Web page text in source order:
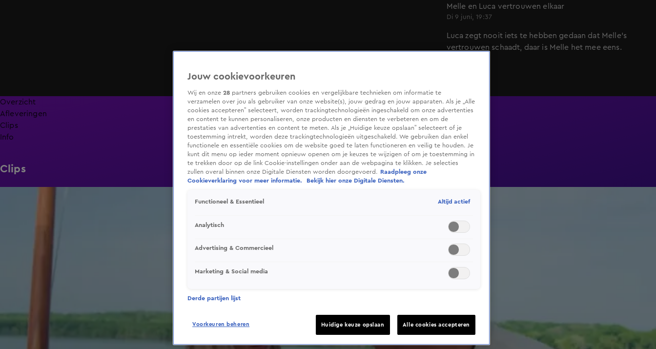
Melle en Luca vertrouwen elkaar
Di 9 juni, 19:37
Luca zegt nooit iets te hebben gedaan dat Melle's
vertrouwen schaadt, daar is Melle het mee eens.
Overzicht
Afleveringen
Clips
Info
Clips
Jouw cookievoorkeuren
Wij en onze 28 partners gebruiken cookies en vergelijkbare technieken om informatie te
verzamelen over jou als gebruiker van onze website(s), jouw gedrag en jouw apparaten. Als je „Alle
cookies accepteren” selecteert, worden trackingtechnologieën ingeschakeld om onze advertenties
en content te kunnen personaliseren, onze producten en diensten te verbeteren en om de
prestaties van advertenties en content te meten. Als je „Huidige keuze opslaan” selecteert of je
toestemming intrekt, worden deze trackingtechnologieën uitgeschakeld. We gebruiken dan enkel
functionele en essentiële cookies om de website goed te laten functioneren en veilig te houden. Je
kunt dit menu op ieder moment opnieuw openen om je keuzes te wijzigen of om je toestemming in
te trekken door op de link Cookie-instellingen onder aan de webpagina te klikken. Je selecties
zullen overal binnen onze Digitale Diensten worden doorgevoerd.
Raadpleeg onze
Cookieverklaring voor meer informatie.
Bekijk hier onze Digitale Diensten.
Functioneel & Essentieel Altijd actief
Analytisch
Advertising & Commercieel
Marketing & Social media
Derde partijen lijst
Voorkeuren beheren Huidige keuze opslaan Alle cookies accepteren